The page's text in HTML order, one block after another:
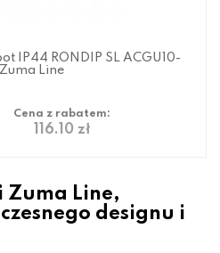
IP44 RONDIP SL ACGU10-
Zuma Line
Cena z rabatem:
116.10 zł
Zuma Line,
designu i